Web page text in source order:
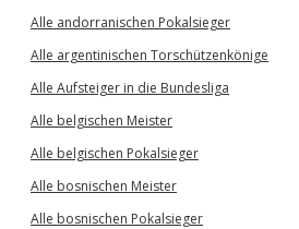
Alle andorranischen Pokalsieger
Alle argentinischen Torschützenkönige
Alle Aufsteiger in die Bundesliga
Alle belgischen Meister
Alle belgischen Pokalsieger
Alle bosnischen Meister
Alle bosnischen Pokalsieger